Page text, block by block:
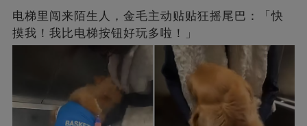
电梯里闯来陌生人，金毛主动贴贴狂摇尾巴：「快
摸我！我比电梯按钮好玩多啦！」